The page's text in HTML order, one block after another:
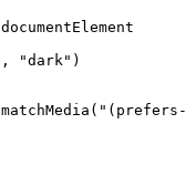
documentElement
, "dark" )
matchMedia ( "(prefers-